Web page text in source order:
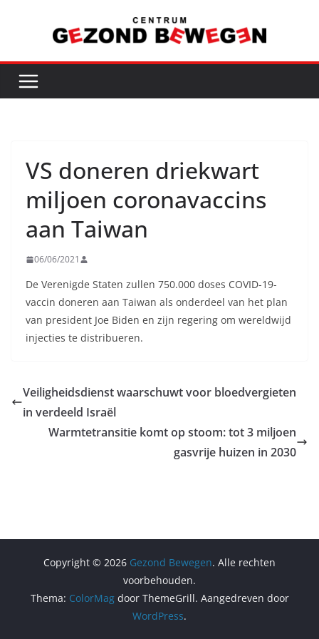
inhoud
VS doneren driekwart
miljoen coronavaccins
aan Taiwan
06/06/2021
De Verenigde Staten zullen 750.000 doses COVID-19-
vaccin doneren aan Taiwan als onderdeel van het plan
van president Joe Biden en zijn regering om wereldwijd
injecties te distribueren.
Veiligheidsdienst waarschuwt voor bloedvergieten
in verdeeld Israël
Warmtetransitie komt op stoom: tot 3 miljoen
gasvrije huizen in 2030
Copyright © 2026 Gezond Bewegen. Alle rechten
voorbehouden.
Thema: ColorMagdoor ThemeGrill. Aangedreven door
WordPress.